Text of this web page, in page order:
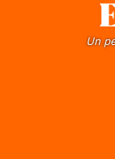
Un